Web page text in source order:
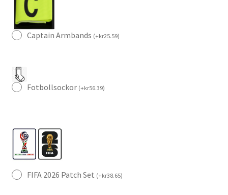
Captain Armbands (+kr25.59)
Fotbollsockor (+kr56.39)
FIFA 2026 Patch Set (+kr38.65)